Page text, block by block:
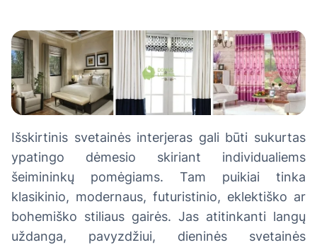
Išskirtinis svetainės interjeras gali būti sukurtas
ypatingo dėmesio skiriant individualiems
šeimininkų pomėgiams. Tam puikiai tinka
klasikinio, modernaus, futuristinio, eklektiško ar
bohemiško stiliaus gairės. Jas atitinkanti langų
uždanga, pavyzdžiui, dieninės svetainės